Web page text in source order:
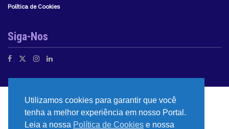
Política de Cookies
Siga-Nos
Utilizamos cookies para garantir que você
tenha a melhor experiência em nosso Portal.
Leia a nossa Política de Cookies e nossa